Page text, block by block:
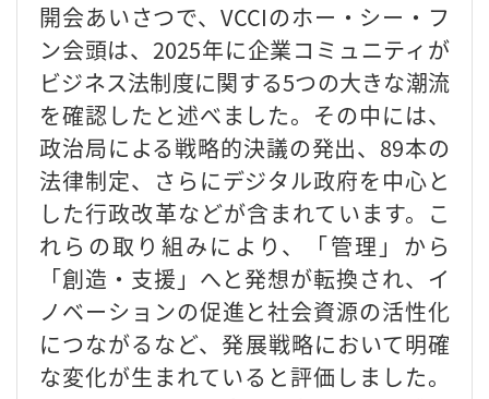
開会あいさつで、VCCIのホー・シー・フ
ン会頭は、2025年に企業コミュニティが
ビジネス法制度に関する5つの大きな潮流
を確認したと述べました。その中には、
政治局による戦略的決議の発出、89本の
法律制定、さらにデジタル政府を中心と
した行政改革などが含まれています。こ
れらの取り組みにより、「管理」から
「創造・支援」へと発想が転換され、イ
ノベーションの促進と社会資源の活性化
につながるなど、発展戦略において明確
な変化が生まれていると評価しました。